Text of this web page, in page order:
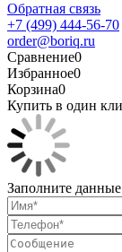
Обратная связь
+7 (499) 444-56-70
order@boriq.ru
Сравнение0
Избранное0
Корзина0
Купить в один
Заполните данные